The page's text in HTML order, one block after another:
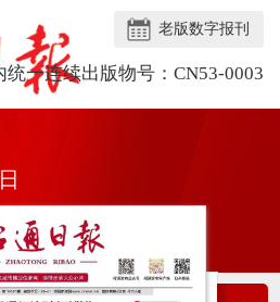
老版数字报刊
统一连续出版物号：CN53-0003